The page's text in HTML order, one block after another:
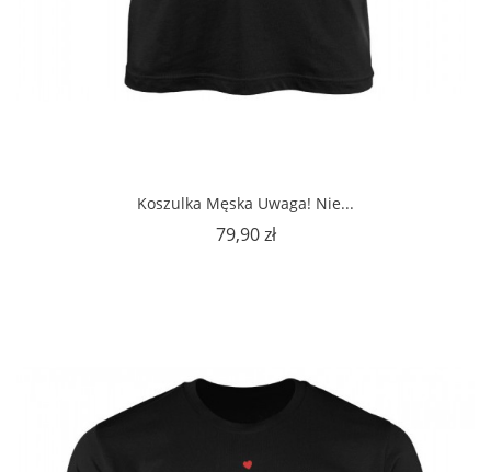
Koszulka Męska Uwaga! Nie...
79,90 złCena